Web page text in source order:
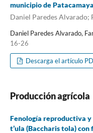
municipio de
Daniel Paredes Alvarado;
Daniel Paredes Alvarado,
16-26
Descarga el artículo
Producción agrícola
Fenología reproductiva y
t’ula (Baccharis tola)